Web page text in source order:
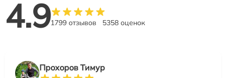
4.91799 отзывов 5358 оценок
Прохоров Тимур